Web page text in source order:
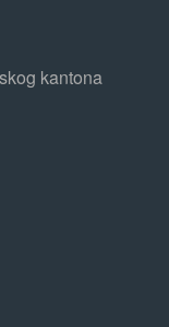
kantona